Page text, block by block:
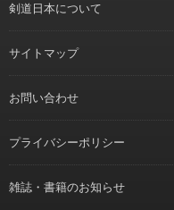
剣道日本について
サイトマップ
お問い合わせ
プライバシーポリシー
雑誌・書籍のお知らせ